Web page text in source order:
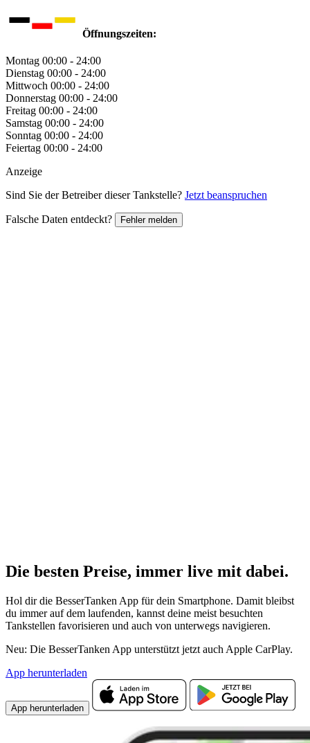
Öffnungszeiten:
Montag 00:00 - 24:00
Dienstag 00:00 - 24:00
Mittwoch 00:00 - 24:00
Donnerstag 00:00 - 24:00
Freitag 00:00 - 24:00
Samstag 00:00 - 24:00
Sonntag 00:00 - 24:00
Feiertag 00:00 - 24:00
Anzeige
Sind Sie der Betreiber dieser Tankstelle? Jetzt beanspruchen
Falsche Daten entdeckt? Fehler melden
Die besten Preise, immer live mit dabei.
Hol dir die BesserTanken App für dein Smartphone. Damit bleibst
du immer auf dem laufenden, kannst deine meist besuchten
Tankstellen favorisieren und auch von unterwegs navigieren.
Neu: Die BesserTanken App unterstützt jetzt auch Apple CarPlay.
App herunterladen
App herunterladen